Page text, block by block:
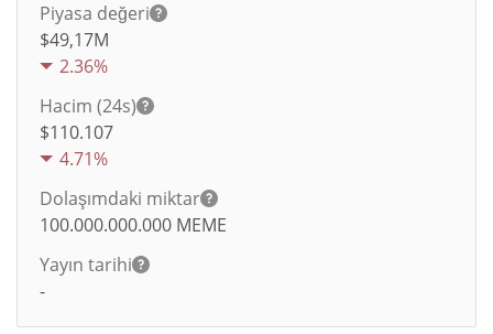
Piyasa değeri
$49,17M
2.36%
Hacim (24s)
$110.107
4.71%
Dolaşımdaki miktar
100.000.000.000 MEME
Yayın tarihi
-